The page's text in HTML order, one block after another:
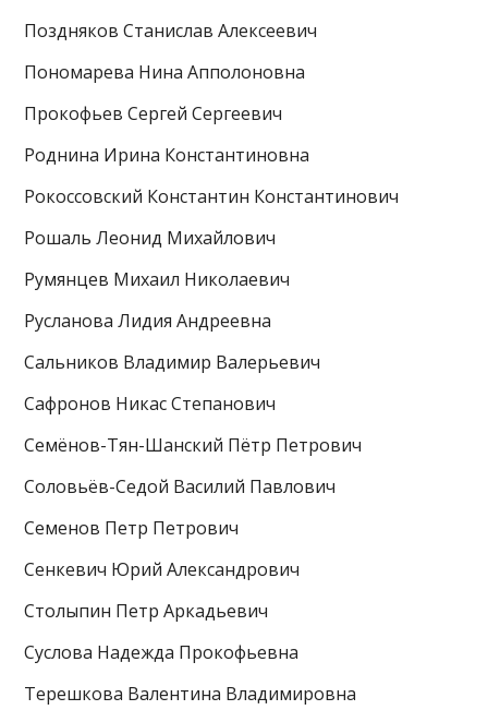
Поздняков Станислав Алексеевич
Пономарева Нина Апполоновна
Прокофьев Сергей Сергеевич
Роднина Ирина Константиновна
Рокоссовский Константин Константинович
Рошаль Леонид Михайлович
Румянцев Михаил Николаевич
Русланова Лидия Андреевна
Сальников Владимир Валерьевич
Сафронов Никас Степанович
Семёнов-Тян-Шанский Пётр Петрович
Соловьёв-Седой Василий Павлович
Семенов Петр Петрович
Сенкевич Юрий Александрович
Столыпин Петр Аркадьевич
Суслова Надежда Прокофьевна
Терешкова Валентина Владимировна